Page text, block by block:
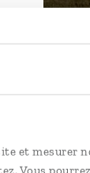
et mesurer
Vous